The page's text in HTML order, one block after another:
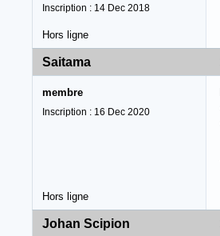
Inscription : 14 Dec 2018
Hors ligne
Saitama
membre
Inscription : 16 Dec 2020
Hors ligne
Johan Scipion